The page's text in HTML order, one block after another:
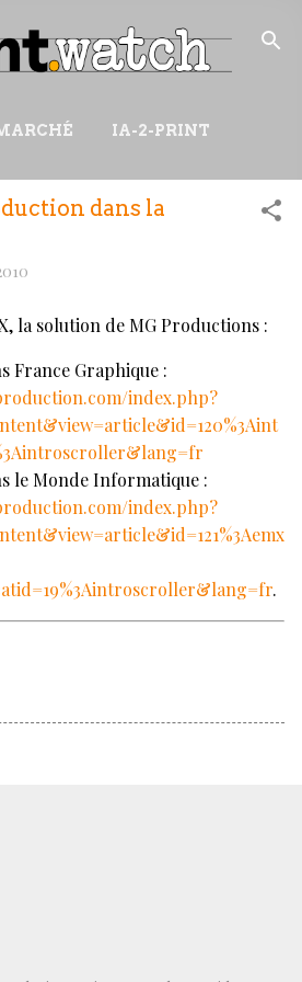
au contenu principal
IA-2-PRINT
WIKI
dans la
la solution de MG Productions :
France Graphique :
index.php?
le Monde Informatique :
index.php?
.